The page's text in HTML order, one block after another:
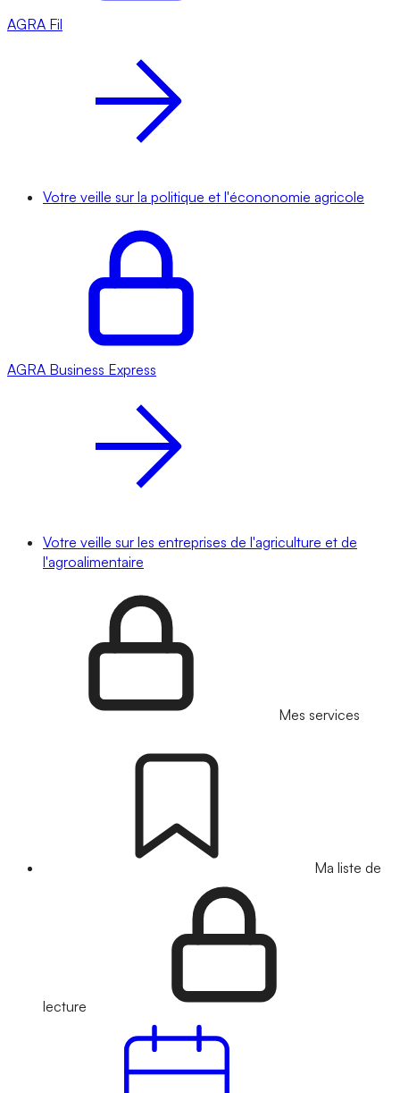
AGRA Fil
Votre veille sur la politique et l'écononomie agricole
AGRA Business Express
Votre veille sur les entreprises de l'agriculture et de
l'agroalimentaire
Mes services
Ma liste de
lecture